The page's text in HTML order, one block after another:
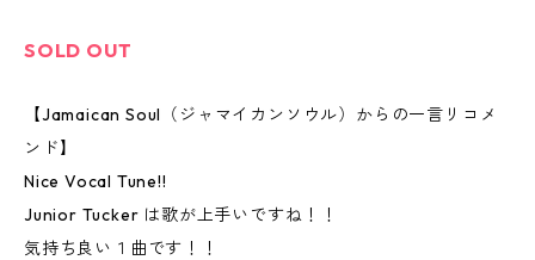
SOLD OUT
【Jamaican Soul（ジャマイカンソウル）からの一言リコメ
ンド】
Nice Vocal Tune!!
Junior Tucker は歌が上手いですね！！
気持ち良い１曲です！！